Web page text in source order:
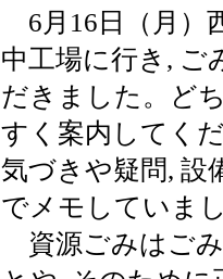
6月16日（月）
中工場に行き, ご
だきました。ど
すく案内してく
気づきや疑問, 設
でメモしていまし
資源ごみはご